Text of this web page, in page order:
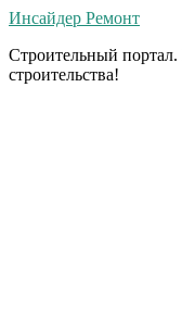
Инсайдер Ремонт
Строительный
строительства!